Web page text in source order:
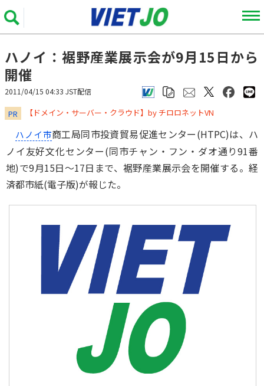
ハノイ：裾野産業展示会が9月15日から
開催
2011/04/15 04:33 JST配信
PR ​​​​​​​【ドメイン・サーバー・クラウド】by チロロネットVN
ハノイ市商工局同市投資貿易促進センター(HTPC)は、ハ
ノイ友好文化センター(同市チャン・フン・ダオ通り91番
地)で9月15日～17日まで、裾野産業展示会を開催する。経
済都市紙(電子版)が報じた。